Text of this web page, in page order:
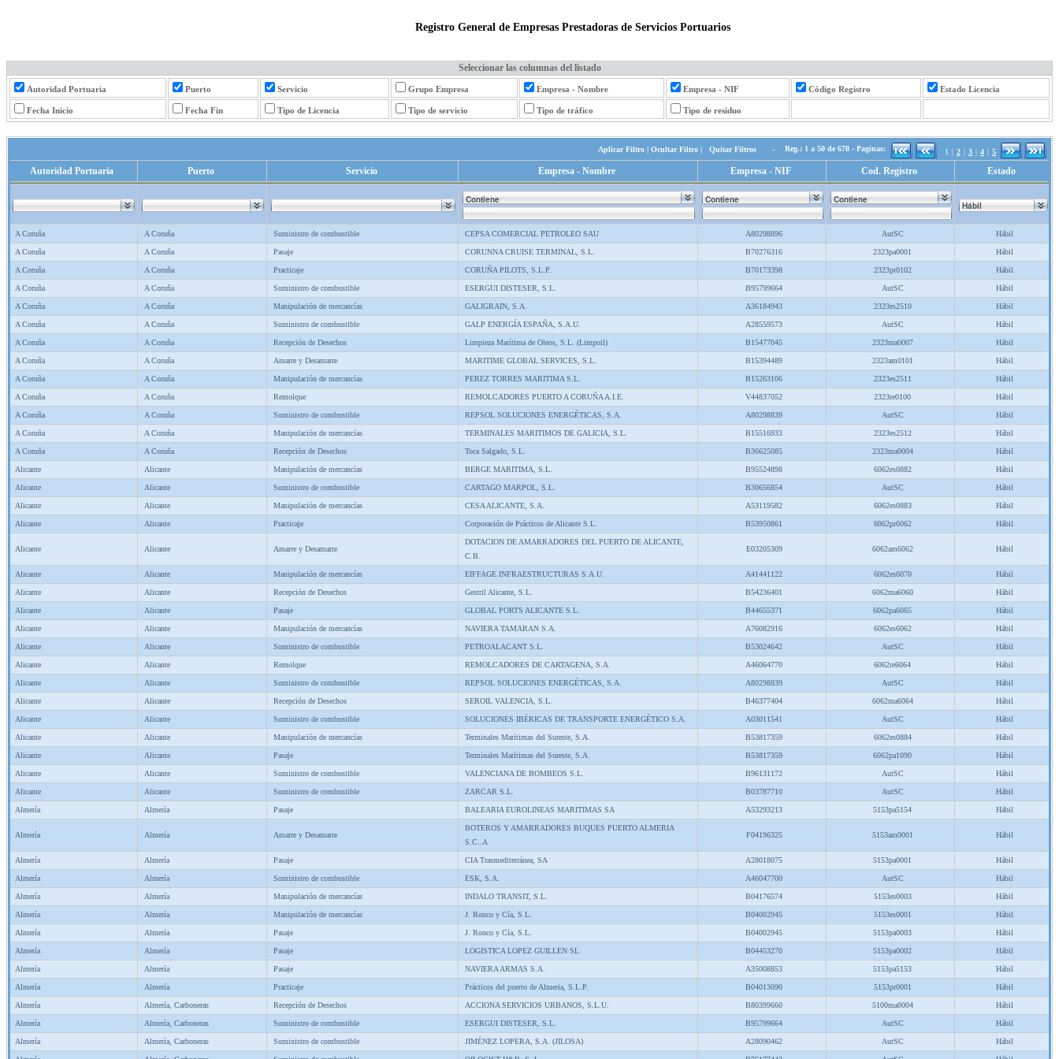
Registro General de Empresas Prestadoras de Servicios Portuarios
Seleccionar las columnas del listado
Autoridad Portuaria Puerto Servicio Grupo Empresa Empresa - Nombre Empresa - NIF Código Registro Estado Licencia
Fecha Inicio Fecha Fin Tipo de Licencia Tipo de servicio Tipo de tráfico Tipo de residuo
1 | 2 | 3 | 4 | 5
Reg.: 1 a 50 de 678 - Paginas:
-
Aplicar Filtro | Ocultar Filtro |
Autoridad Portuaria Puerto Servicio Empresa - Nombre Empresa - NIF Cod. Registro Estado
A Coruña A Coruña Suministro de combustible CEPSA COMERCIAL PETROLEO SAU A80298896 AutSC Hábil
A Coruña A Coruña Pasaje CORUNNA CRUISE TERMINAL, S.L. B70276316 2323pa0001 Hábil
A Coruña A Coruña Practicaje CORUÑA PILOTS, S.L.P. B70173398 2323pr0102 Hábil
A Coruña A Coruña Suministro de combustible ESERGUI DISTESER, S.L. B95799664 AutSC Hábil
A Coruña A Coruña Manipulación de mercancías GALIGRAIN, S.A. A36184943 2323es2510 Hábil
A Coruña A Coruña Suministro de combustible GALP ENERGÍA ESPAÑA, S.A.U. A28559573 AutSC Hábil
A Coruña A Coruña Recepción de Desechos Limpieza Marítima de Oleos, S.L. (Limpoil) B15477045 2323ma0007 Hábil
A Coruña A Coruña Amarre y Desamarre MARITIME GLOBAL SERVICES, S.L. B15394489 2323am0101 Hábil
A Coruña A Coruña Manipulación de mercancías PEREZ TORRES MARITIMA S.L. B15263106 2323es2511 Hábil
A Coruña A Coruña Remolque REMOLCADORES PUERTO A CORUÑA A.I.E. V44837052 2323re0100 Hábil
A Coruña A Coruña Suministro de combustible REPSOL SOLUCIONES ENERGÉTICAS, S.A. A80298839 AutSC Hábil
A Coruña A Coruña Manipulación de mercancías TERMINALES MARITIMOS DE GALICIA, S.L. B15516933 2323es2512 Hábil
A Coruña A Coruña Recepción de Desechos Toca Salgado, S.L. B36625085 2323ma0004 Hábil
Alicante Alicante Manipulación de mercancías BERGE MARITIMA, S.L. B95524898 6062es0882 Hábil
Alicante Alicante Suministro de combustible CARTAGO MARPOL, S.L. B30656854 AutSC Hábil
Alicante Alicante Manipulación de mercancías CESA ALICANTE, S.A. A53119582 6062es0883 Hábil
Alicante Alicante Practicaje Corporación de Prácticos de Alicante S.L. B53950861 6062pr6062 Hábil
Alicante Alicante Amarre y Desamarre
DOTACION DE AMARRADORES DEL PUERTO DE ALICANTE,
C.B.
E03205309 6062am6062 Hábil
Alicante Alicante Manipulación de mercancías EIFFAGE INFRAESTRUCTURAS S.A.U. A41441122 6062es6070 Hábil
Alicante Alicante Recepción de Desechos Gestril Alicante, S.L. B54236401 6062ma6060 Hábil
Alicante Alicante Pasaje GLOBAL PORTS ALICANTE S.L. B44655371 6062pa6065 Hábil
Alicante Alicante Manipulación de mercancías NAVIERA TAMARAN S.A. A76082916 6062es6062 Hábil
Alicante Alicante Suministro de combustible PETROALACANT S.L. B53024642 AutSC Hábil
Alicante Alicante Remolque REMOLCADORES DE CARTAGENA, S.A. A46064770 6062re6064 Hábil
Alicante Alicante Suministro de combustible REPSOL SOLUCIONES ENERGÉTICAS, S.A. A80298839 AutSC Hábil
Alicante Alicante Recepción de Desechos SEROIL VALENCIA, S.L. B46377404 6062ma6064 Hábil
Alicante Alicante Suministro de combustible SOLUCIONES IBÉRICAS DE TRANSPORTE ENERGÉTICO S.A. A03011541 AutSC Hábil
Alicante Alicante Manipulación de mercancías Terminales Marítimas del Sureste, S.A. B53817359 6062es0884 Hábil
Alicante Alicante Pasaje Terminales Marítimas del Sureste, S.A. B53817359 6062pa1090 Hábil
Alicante Alicante Suministro de combustible VALENCIANA DE BOMBEOS S.L. B96131172 AutSC Hábil
Alicante Alicante Suministro de combustible ZARCAR S.L. B03787710 AutSC Hábil
Almería Almería Pasaje BALEARIA EUROLINEAS MARITIMAS SA A53293213 5153pa5154 Hábil
Almería Almería Amarre y Desamarre
BOTEROS Y AMARRADORES BUQUES PUERTO ALMERIA
S.C..A
F04196325 5153am0001 Hábil
Almería Almería Pasaje CIA Trasmediterránea, SA A28018075 5153pa0001 Hábil
Almería Almería Suministro de combustible ESK, S.A. A46047700 AutSC Hábil
Almería Almería Manipulación de mercancías INDALO TRANSIT, S.L. B04176574 5153es0003 Hábil
Almería Almería Manipulación de mercancías J. Ronco y Cía, S.L. B04002945 5153es0001 Hábil
Almería Almería Pasaje J. Ronco y Cía, S.L. B04002945 5153pa0003 Hábil
Almería Almería Pasaje LOGISTICA LOPEZ GUILLEN SL B04453270 5153pa0002 Hábil
Almería Almería Pasaje NAVIERA ARMAS S.A. A35008853 5153pa5153 Hábil
Almería Almería Practicaje Prácticos del puerto de Almeria, S.L.P. B04013090 5153pr0001 Hábil
Almería Almería, Carboneras Recepción de Desechos ACCIONA SERVICIOS URBANOS, S.L.U. B80399660 5100ma0004 Hábil
Almería Almería, Carboneras Suministro de combustible ESERGUI DISTESER, S.L. B95799664 AutSC Hábil
Almería Almería, Carboneras Suministro de combustible JIMÉNEZ LOPERA, S.A. (JILOSA) A28090462 AutSC Hábil